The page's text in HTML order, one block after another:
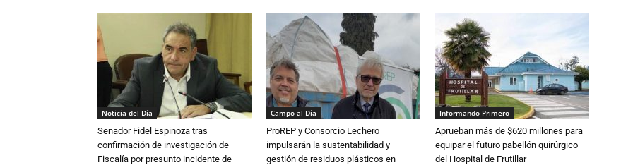
Noticia del Día
Senador Fidel Espinoza tras
confirmación de investigación de
Fiscalía por presunto incidente de
Campo al Día
ProREP y Consorcio Lechero
impulsarán la sustentabilidad y
gestión de residuos plásticos en
Informando Primero
Aprueban más de $620 millones para
equipar el futuro pabellón quirúrgico
del Hospital de Frutillar